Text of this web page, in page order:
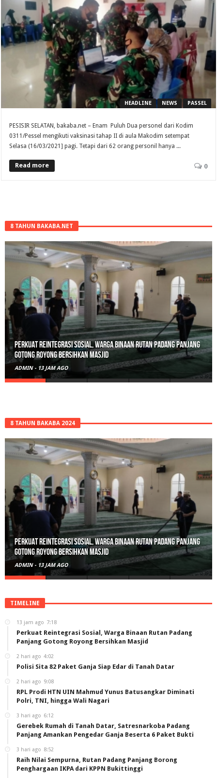
HEADLINE NEWS PASSEL
PESISIR SELATAN, bakaba.net – Enam Puluh Dua personel dari Kodim
0311/Pessel mengikuti vaksinasi tahap II di aula Makodim setempat
Selasa (16/03/2021] pagi. Tetapi dari 62 orang personil hanya ...
Read more 0
8 TAHUN BAKABA.NET
Perkuat Reintegrasi Sosial, Warga Binaan Rutan Padang Panjang
Gotong Royong Bersihkan Masjid
ADMIN - 13 JAM AGO
8 TAHUN BAKABA 2024
Perkuat Reintegrasi Sosial, Warga Binaan Rutan Padang Panjang
Gotong Royong Bersihkan Masjid
ADMIN - 13 JAM AGO
TIMELINE
13 jam ago 7:18
Perkuat Reintegrasi Sosial, Warga Binaan Rutan Padang
Panjang Gotong Royong Bersihkan Masjid
2 hari ago 4:02
Polisi Sita 82 Paket Ganja Siap Edar di Tanah Datar
2 hari ago 9:08
RPL Prodi HTN UIN Mahmud Yunus Batusangkar Diminati
Polri, TNI, hingga Wali Nagari
3 hari ago 6:12
Gerebek Rumah di Tanah Datar, Satresnarkoba Padang
Panjang Amankan Pengedar Ganja Beserta 6 Paket Bukti
3 hari ago 8:52
Raih Nilai Sempurna, Rutan Padang Panjang Borong
Penghargaan IKPA dari KPPN Bukittinggi